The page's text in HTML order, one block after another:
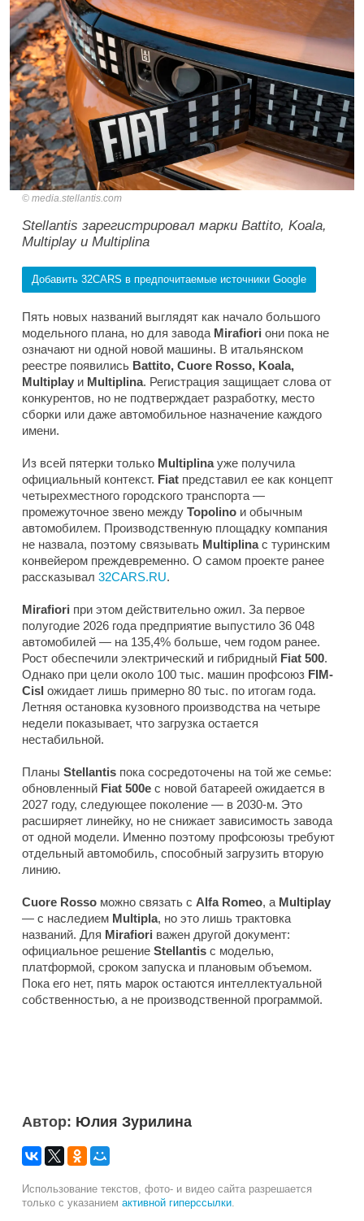
media.stellantis.com
Stellantis зарегистрировал марки Battito, Koala,
Multiplay и Multiplina
Добавить 32CARS в предпочитаемые источники Google
Пять новых названий выглядят как начало большого
модельного плана, но для завода Mirafiori они пока не
означают ни одной новой машины. В итальянском
реестре появились Battito, Cuore Rosso, Koala,
Multiplay и Multiplina. Регистрация защищает слова от
конкурентов, но не подтверждает разработку, место
сборки или даже автомобильное назначение каждого
имени.
Из всей пятерки только Multiplinaуже получила
официальный контекст. Fiat представил ее как концепт
четырехместного городского транспорта —
промежуточное звено между Topolino и обычным
автомобилем. Производственную площадку компания
не назвала, поэтому связывать Multiplinaс туринским
конвейером преждевременно. О самом проекте ранее
рассказывал 32CARS.RU.
Mirafiori при этом действительно ожил. За первое
полугодие 2026 года предприятие выпустило 36 048
автомобилей — на 135,4% больше, чем годом ранее.
Рост обеспечили электрический и гибридный Fiat 500.
Однако при цели около 100 тыс. машин профсоюз FIM-
Cisl ожидает лишь примерно 80 тыс. по итогам года.
Летняя остановка кузовного производства на четыре
недели показывает, что загрузка остается
нестабильной.
Планы Stellantis пока сосредоточены на той же семье:
обновленный Fiat 500e с новой батареей ожидается в
2027 году, следующее поколение — в 2030-м. Это
расширяет линейку, но не снижает зависимость завода
от одной модели. Именно поэтому профсоюзы требуют
отдельный автомобиль, способный загрузить вторую
линию.
Cuore Rosso можно связать с Alfa Romeo, а Multiplay
— с наследием Multipla, но это лишь трактовка
названий. Для Mirafiori важен другой документ:
официальное решение Stellantis с моделью,
платформой, сроком запуска и плановым объемом.
Пока его нет, пять марок остаются интеллектуальной
собственностью, а не производственной программой.
Автор: Юлия Зурилина
Использование текстов, фото- и видео сайта разрешается
только с указанием активной гиперссылки.